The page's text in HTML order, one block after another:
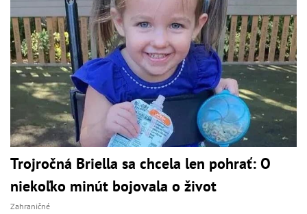
Trojročná Briella sa chcela len pohrať: O
niekoľko minút bojovala o život
Zahraničné